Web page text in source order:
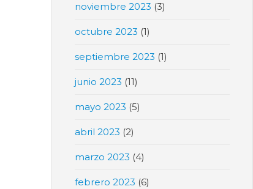
noviembre 2023 (3)
octubre 2023 (1)
septiembre 2023 (1)
junio 2023 (11)
mayo 2023 (5)
abril 2023 (2)
marzo 2023 (4)
febrero 2023 (6)